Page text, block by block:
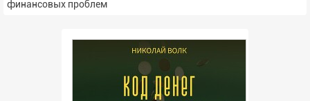
финансовых проблем